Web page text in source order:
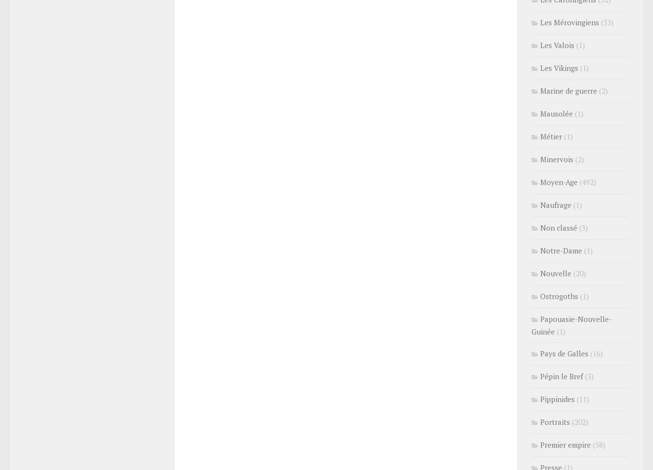
Les Mérovingiens (33)
Les Valois (1)
Les Vikings (1)
Marine de guerre (2)
Mausolée (1)
Métier (1)
Minervois (2)
Moyen-Age (492)
Naufrage (1)
Non classé (3)
Notre-Dame (1)
Nouvelle (20)
Ostrogoths (1)
Papouasie-Nouvelle-
Guinée (1)
Pays de Galles (16)
Pépin le Bref(3)
Pippinides (11)
Portraits (202)
Premier empire (58)
Presse (1)